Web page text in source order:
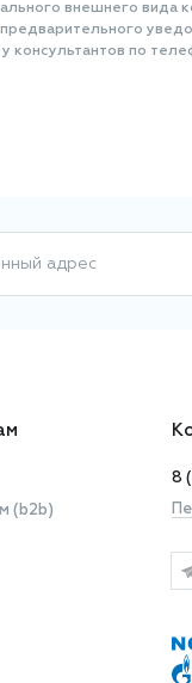
внешнего вида
консультантов по
адрес
(b2b)
8